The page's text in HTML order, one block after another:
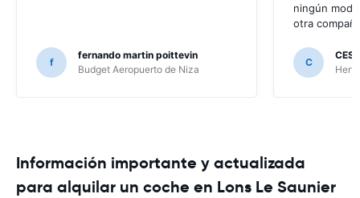
f
fernando martin poittevin
Budget Aeropuerto de Niza
ningún
otra
C
Información importante y actualizada
para alquilar un coche en Lons Le Saunier